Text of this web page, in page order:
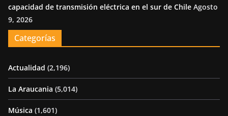
capacidad de transmisión eléctrica en el sur de Chile Agosto
9, 2026
Categorías
Actualidad (2,196)
La Araucania (5,014)
Música (1,601)